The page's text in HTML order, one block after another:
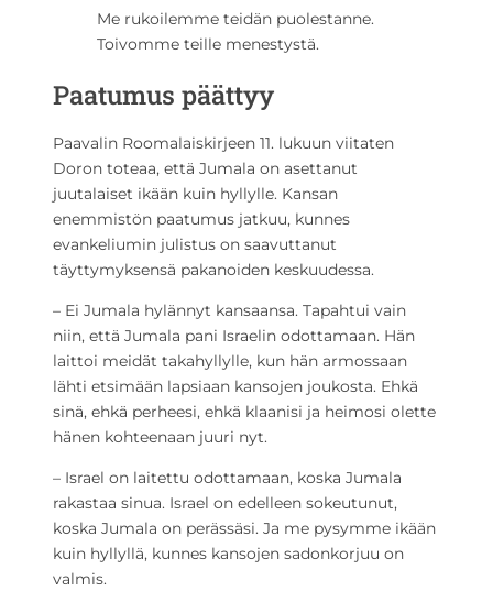
Me rukoilemme teidän puolestanne.
Toivomme teille menestystä.
Paatumus päättyy
Paavalin Roomalaiskirjeen 11. lukuun viitaten
Doron toteaa, että Jumala on asettanut
juutalaiset ikään kuin hyllylle. Kansan
enemmistön paatumus jatkuu, kunnes
evankeliumin julistus on saavuttanut
täyttymyksensä pakanoiden keskuudessa.
– Ei Jumala hylännyt kansaansa. Tapahtui vain
niin, että Jumala pani Israelin odottamaan. Hän
laittoi meidät takahyllylle, kun hän armossaan
lähti etsimään lapsiaan kansojen joukosta. Ehkä
sinä, ehkä perheesi, ehkä klaanisi ja heimosi olette
hänen kohteenaan juuri nyt.
– Israel on laitettu odottamaan, koska Jumala
rakastaa sinua. Israel on edelleen sokeutunut,
koska Jumala on perässäsi. Ja me pysymme ikään
kuin hyllyllä, kunnes kansojen sadonkorjuu on
valmis.